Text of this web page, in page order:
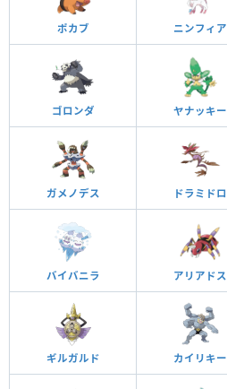
ポカブ ニンフィア
ゴロンダ ヤナッキー
ガメノデス ドラミドロ
バイバニラ アリアドス
ギルガルド カイリキー